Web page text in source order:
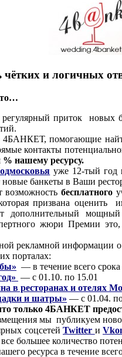
чётких и логичных
приток новых
4БАНКЕТ, помогающие
контакты
% нашему ресурсу.
уже 12-тый год
банкеты в Ваши
возможностьбесплатного
призвана оценить
дополнительный
жюри Премии
рекламной информации
порталах:
— в течение всего
— с 01.10. по 15.01
в ресторанах и отелях
и шатры» — с 01.04.
только 4БАНКЕТ
мы публикуем
соцсетей Twitter и
большее количество
ресурса в течение